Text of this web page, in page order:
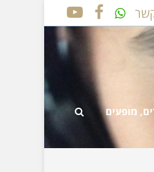
FACEBOOK
YOUTUBE
מופעים